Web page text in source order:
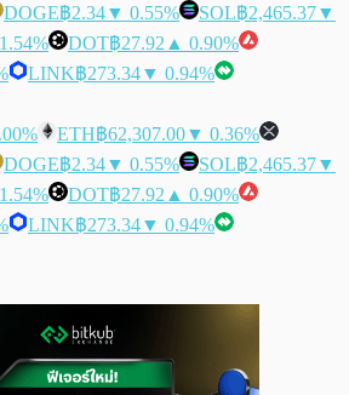
DOGE฿2.34▼ 0.55% SOL฿2,465.37▼
DOT฿27.92 ▲ 0.90%
LINK฿273.34▼ 0.94%
ETH฿62,307.00▼ 0.36%
DOGE฿2.34▼ 0.55% SOL฿2,465.37▼
DOT฿27.92 ▲ 0.90%
LINK฿273.34▼ 0.94%